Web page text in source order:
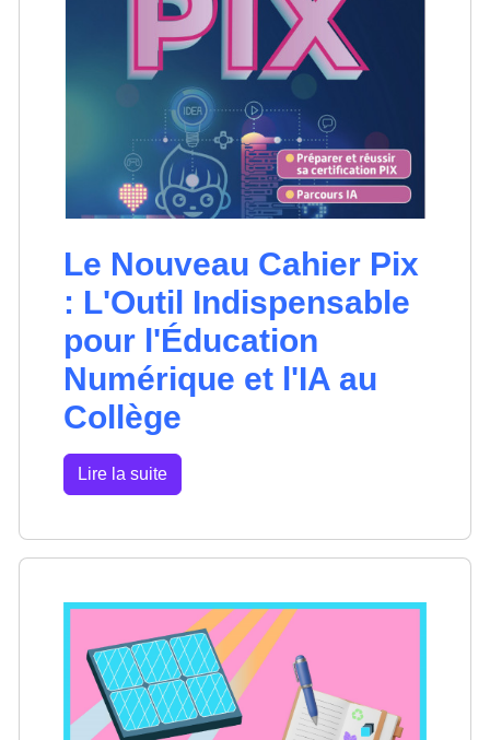
Le Nouveau Cahier Pix
: L'Outil Indispensable
pour l'Éducation
Numérique et l'IA au
Collège
Lire la suite